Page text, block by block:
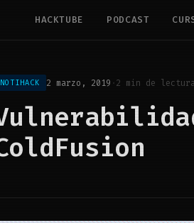
HACKTUBE PODCAST
NOTIHACK 2 marzo, 2019 ·2 min de lectura